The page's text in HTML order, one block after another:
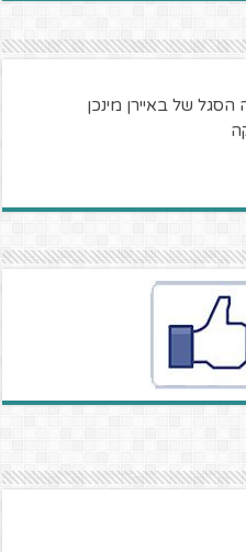
של באיירן מינכן